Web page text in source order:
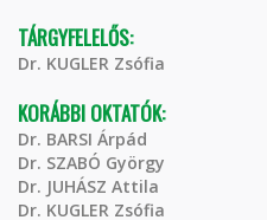
TÁRGYFELELŐS:
Dr. KUGLER Zsófia
KORÁBBI OKTATÓK:
Dr. BARSI Árpád
Dr. SZABÓ György
Dr. JUHÁSZ Attila
Dr. KUGLER Zsófia